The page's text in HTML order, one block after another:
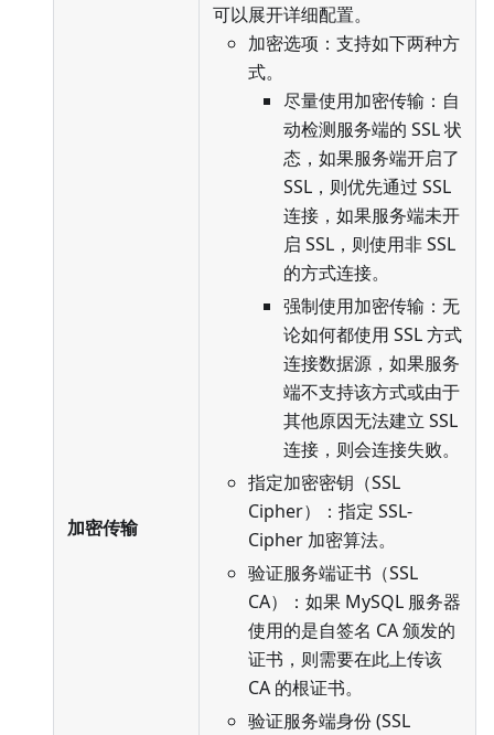
加密传输
可以展开详细配置。
加密选项：支持如下两种方
式。
尽量使用加密传输：自
动检测服务端的 SSL 状
态，如果服务端开启了
SSL，则优先通过 SSL
连接，如果服务端未开
启 SSL，则使用非 SSL
的方式连接。
强制使用加密传输：无
论如何都使用 SSL 方式
连接数据源，如果服务
端不支持该方式或由于
其他原因无法建立 SSL
连接，则会连接失败。
指定加密密钥（SSL
Cipher）：指定 SSL-
Cipher 加密算法。
验证服务端证书（SSL
CA）：如果 MySQL 服务器
使用的是自签名 CA 颁发的
证书，则需要在此上传该
CA 的根证书。
验证服务端身份 (SSL